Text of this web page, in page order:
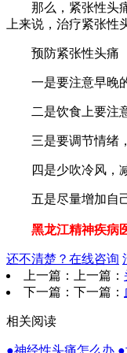
那么，紧张性头痛
上来说，治疗紧张
预防紧张性头痛
一是要注意早晚的
二是饮食上要注意
三是要调节情绪，
四是少吹冷风，减
五是尽量增加自己
黑龙江精神疾病
还不清楚？在线咨询
上一篇：上一篇：
下一篇：下一篇：
相关阅读
●神经性头痛怎么办